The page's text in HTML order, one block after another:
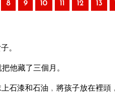
8 9 10 11 12 13
。
他藏了三個月。
石漆和石油﹐將孩子放在裡頭